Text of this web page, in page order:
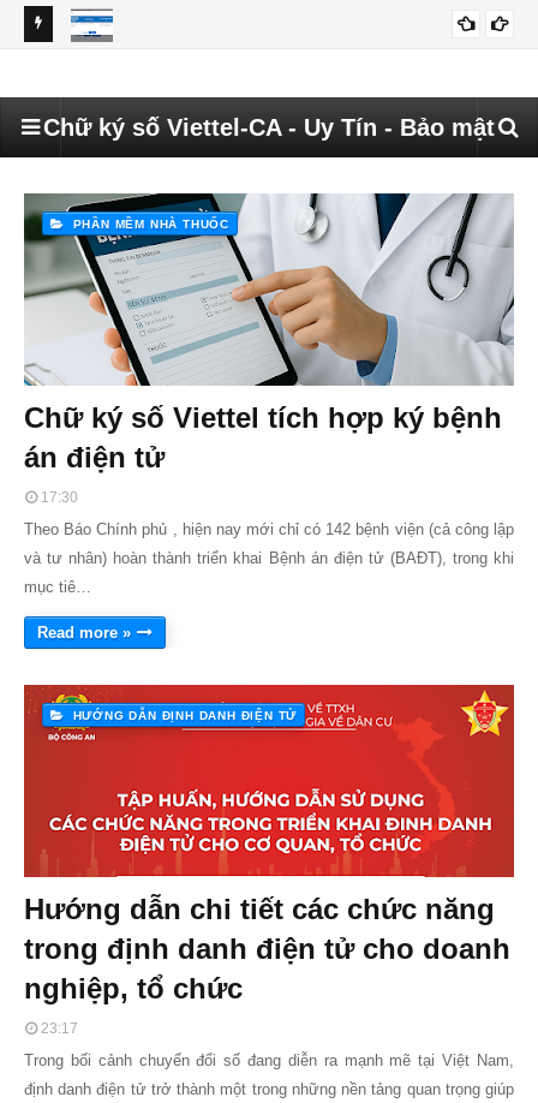
đã chọn trong USB trên dichvucong.gdt.gov.vn
Chữ ký số Viettel-CA - Uy Tín - Bảo mật
PHẦN MỀM NHÀ THUỐC
Chữ ký số Viettel tích hợp ký bệnh
án điện tử
17:30
Theo Báo Chính phủ , hiện nay mới chỉ có 142 bệnh viện (cả công lập
và tư nhân) hoàn thành triển khai Bệnh án điện tử (BAĐT), trong khi
mục tiê…
Read more »
HƯỚNG DẪN ĐỊNH DANH ĐIỆN TỬ
Hướng dẫn chi tiết các chức năng
trong định danh điện tử cho doanh
nghiệp, tổ chức
23:17
Trong bối cảnh chuyển đổi số đang diễn ra mạnh mẽ tại Việt Nam,
định danh điện tử trở thành một trong những nền tảng quan trọng giúp